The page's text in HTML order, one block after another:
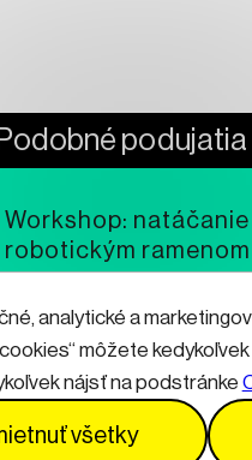
analytické a
môžete
nájsť na podstránke
všetky
Podobné podujatia
Workshop: natáčanie
robotickým ramenom
Čítať viac
Informácie pre